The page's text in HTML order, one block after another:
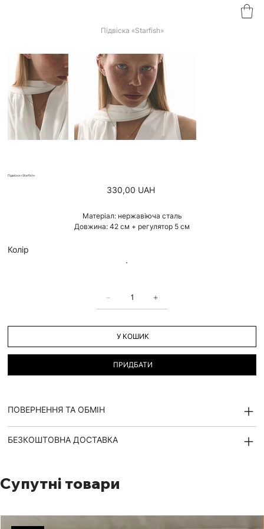
Підвіска «Starfish»
Підвіска «Starfish»
Ціна
330,00 UAH
Матеріал: нержавіюча сталь
Довжина: 42 см + регулятор 5 см
Колір
У КОШИК
ПРИДБАТИ
ПОВЕРНЕННЯ ТА ОБМІН
БЕЗКОШТОВНА ДОСТАВКА
Супутні товари